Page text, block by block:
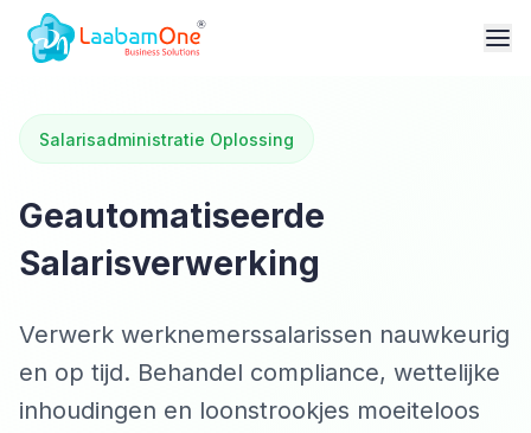
Salarisadministratie Oplossing
Geautomatiseerde
Salarisverwerking
Verwerk werknemerssalarissen nauwkeurig
en op tijd. Behandel compliance, wettelijke
inhoudingen en loonstrookjes moeiteloos